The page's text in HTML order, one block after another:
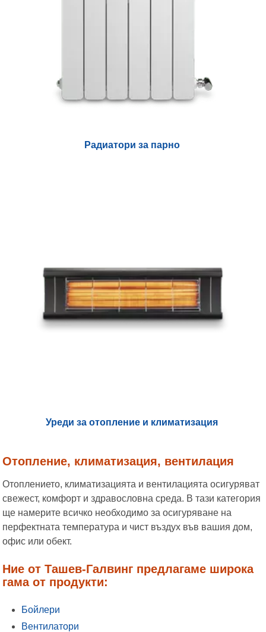
Радиатори за парно
Уреди за отопление и климатизация
Отопление, климатизация, вентилация
Отоплението, климатизацията и вентилацията осигуряват
свежест, комфорт и здравословна среда. В тази категория
ще намерите всичко необходимо за осигуряване на
перфектната температура и чист въздух във вашия дом,
офис или обект.
Ние от Ташев-Галвинг предлагаме широка
гама от продукти:
Бойлери
Вентилатори